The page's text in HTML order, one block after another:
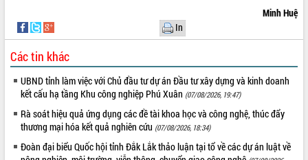
Hội nghị triển khai kết nối mạng
truyền số liệu chuyên dùng phục vụ cơ
quan Đảng, Nhà nước
Lễ phát động chuỗi hoạt động chung
tay làm sạch môi trường
Xã Ea Kar bước chuyển mình trong
công tác cải cách hành chính mô hình
mới
UBND tỉnh họp báo định kỳ tháng 4
năm 2026
Minh Huệ
In
Các tin khác
UBND tỉnh làm việc với Chủ đầu tư dự án Đầu tư xây dựng và kinh doanh
kết cấu hạ tầng Khu công nghiệp Phú Xuân (07/08/2026, 19:47)
Rà soát hiệu quả ứng dụng các đề tài khoa học và công nghệ, thúc đẩy
thương mại hóa kết quả nghiên cứu (07/08/2026, 18:34)
Đoàn đại biểu Quốc hội tỉnh Đắk Lắk thảo luận tại tổ về các dự án luật về